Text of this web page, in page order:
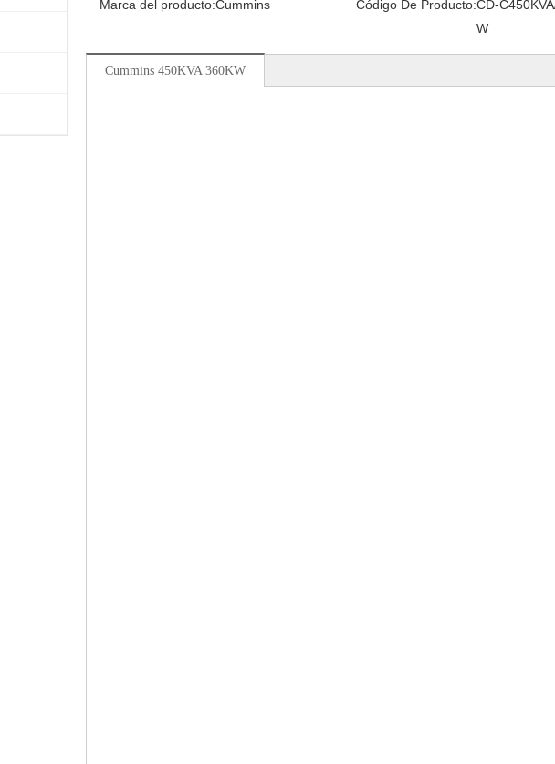
Marca del producto:Cummins Código De Producto:CD-
W
Cummins 450KVA 360KW